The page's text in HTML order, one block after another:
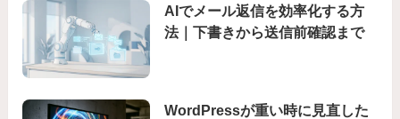
AIでメール返信を効率化する方
法｜下書きから送信前確認まで
WordPressが重い時に見直した